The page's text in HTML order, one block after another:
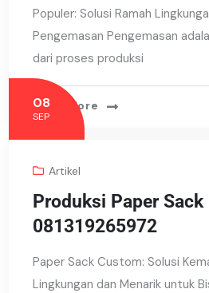
Populer: Solusi Ramah
Pengemasan Pengemasan
dari proses produksi
Read More
08
SEP
Artikel
Produksi Paper Sack
081319265972
Paper Sack Custom: Solusi
Lingkungan dan Menarik untuk